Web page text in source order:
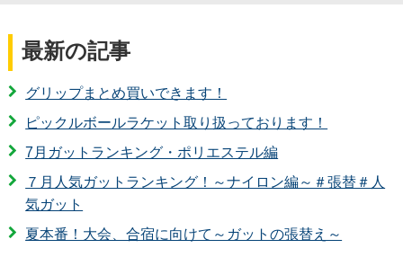
最新の記事
グリップまとめ買いできます！
ピックルボールラケット取り扱っております！
7月ガットランキング・ポリエステル編
７月人気ガットランキング！～ナイロン編～＃張替＃人
気ガット
夏本番！大会、合宿に向けて～ガットの張替え～